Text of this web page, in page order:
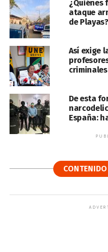
¿Quiénes
ataque
de Playas?
Así exige
De esta
España: